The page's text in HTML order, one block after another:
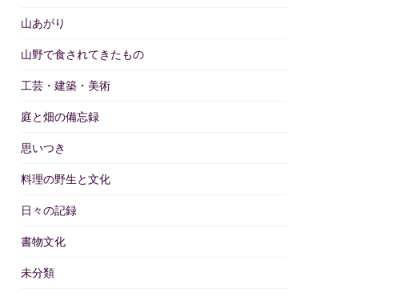
山あがり
山野で食されてきたもの
工芸・建築・美術
庭と畑の備忘録
思いつき
料理の野生と文化
日々の記録
書物文化
未分類